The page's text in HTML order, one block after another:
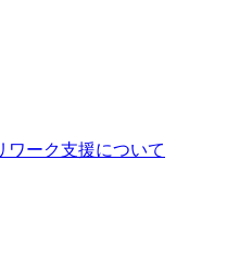
ワーク支援について